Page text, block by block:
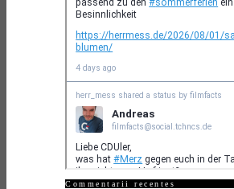
Commentarii recentes